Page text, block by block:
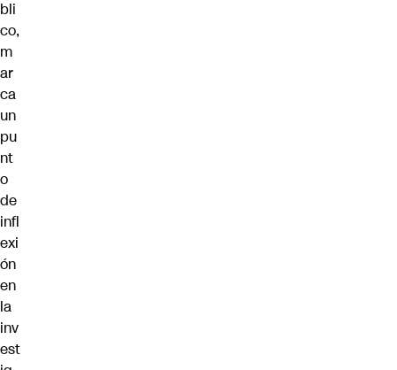
bli
co,
m
ar
ca
un
pu
nt
o
de
infl
exi
ón
en
la
inv
est